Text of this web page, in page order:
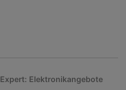
Expert: Elektronikangebote